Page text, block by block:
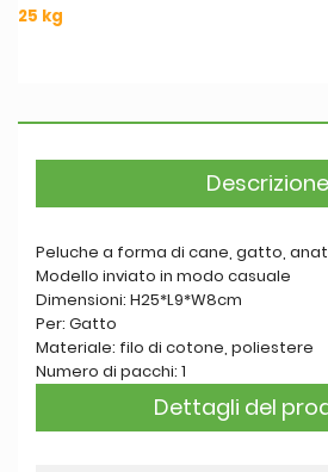
25 kg
Descrizione
Peluche a forma di cane, gatto,
Modello inviato in modo casuale
Dimensioni: H25*L9*W8cm
Per: Gatto
Materiale: filo di cotone, poliestere
Numero di pacchi: 1
Dettagli del